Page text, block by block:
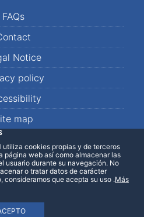
FAQs
Notice
policy
map
utiliza cookies propias y de terceros
página web así como almacenar las
usuario durante su navegación. No
o tratar datos de carácter
consideramos que acepta su uso .Más